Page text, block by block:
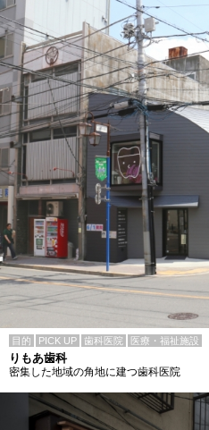
目的 PICK UP 歯科医院 医療・福祉施設
りもあ歯科
密集した地域の角地に建つ歯科医院